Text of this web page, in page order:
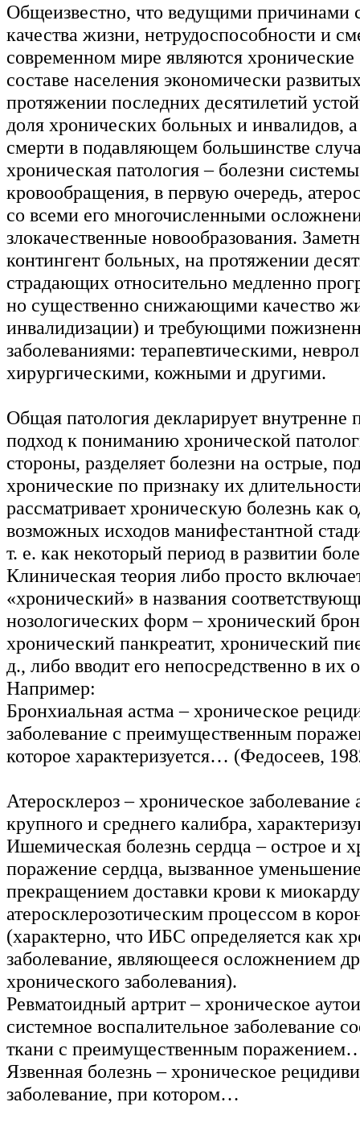
Общеизвестно, что ведущими причинами
качества жизни, нетрудоспособности и
современном мире являются
составе населения экономически
протяжении последних десятилетий
доля хронических больных и инвалидов,
смерти в подавляющем большинстве
хроническая патология – болезни системы
кровообращения, в первую очередь,
со всеми его многочисленными
злокачественные новообразования.
контингент больных, на протяжении
страдающих относительно медленно
но существенно снижающими качество
инвалидизации) и требующими
заболеваниями: терапевтическими,
хирургическими, кожными и другими.
Общая патология декларирует внутренне
подход к пониманию хронической
стороны, разделяет болезни на острые,
хронические по признаку их
рассматривает хроническую болезнь как
возможных исходов манифестантной
т. е. как некоторый период в развитии
Клиническая теория либо просто
«хронический» в названия
нозологических форм – хронический
хронический панкреатит, хронический
д., либо вводит его непосредственно в их
Например:
Бронхиальная астма – хроническое
заболевание с преимущественным
которое характеризуется… (Федосеев,
Атеросклероз – хроническое заболевание
крупного и среднего калибра,
Ишемическая болезнь сердца – острое и
поражение сердца, вызванное
прекращением доставки крови к миокарду
атеросклерозотическим процессом в
(характерно, что ИБС определяется как
заболевание, являющееся осложнением
хронического заболевания).
Ревматоидный артрит – хроническое
системное воспалительное заболевание
ткани с преимущественным
Язвенная болезнь – хроническое
заболевание, при котором…